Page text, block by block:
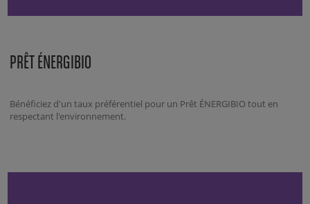
PRÊT ÉNERGIBIO
Bénéficiez d'un taux préférentiel pour un Prêt ÉNERGIBIO tout en
respectant l'environnement.